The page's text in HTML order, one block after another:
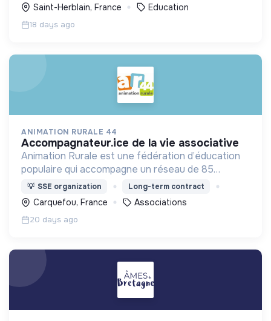
Saint-Herblain, France Education
18 days ago
ANIMATION RURALE 44
accompagnateur.ice de la vie associative
Animation Rurale est une fédération d’éducation
populaire qui accompagne un réseau de 85
associations sur l’ensemble du territoire de la
Loire-Atlantique.
💡 SSE organization Long-term contract
Carquefou, France Associations
20 days ago